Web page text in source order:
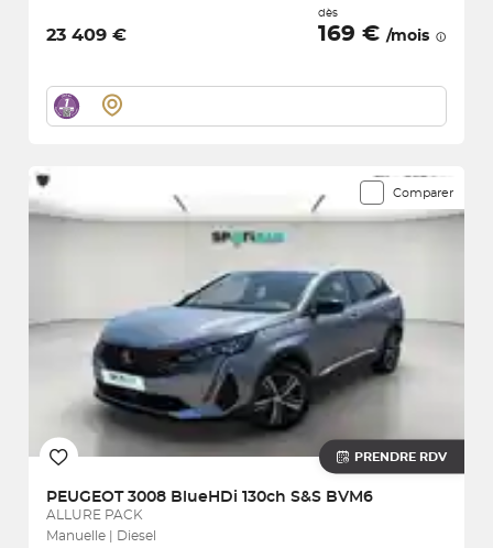
23 409 €
dès
169 € /mois
Comparer
PRENDRE RDV
PEUGEOT 3008 BlueHDi 130ch S&S BVM6
ALLURE PACK
Manuelle | Diesel